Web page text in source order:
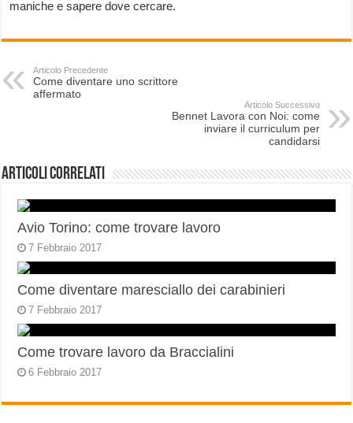
maniche e sapere dove cercare.
Articolo Precedente
Come diventare uno scrittore
affermato
Articolo Successivo
Bennet Lavora con Noi: come
inviare il curriculum per
candidarsi
Articoli correlati
Avio Torino: come trovare lavoro
7 Febbraio 2017
Come diventare maresciallo dei carabinieri
7 Febbraio 2017
Come trovare lavoro da Braccialini
6 Febbraio 2017